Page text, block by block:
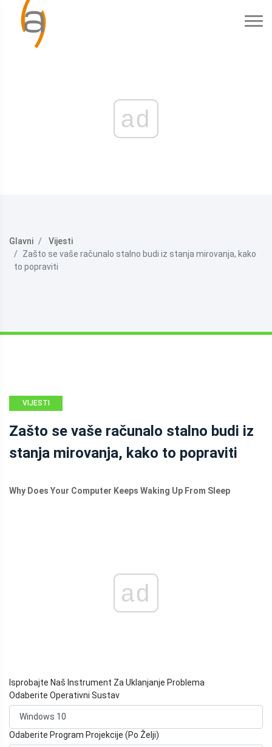
ad
Glavni
Vijesti
Zašto se vaše računalo stalno budi iz stanja mirovanja, kako
to popraviti
VIJESTI
Zašto se vaše računalo stalno budi iz
stanja mirovanja, kako to popraviti
Why Does Your Computer Keeps Waking Up From Sleep
ad
Isprobajte Naš Instrument Za Uklanjanje Problema
Odaberite Operativni Sustav
Odaberite Program Projekcije (Po Želji)